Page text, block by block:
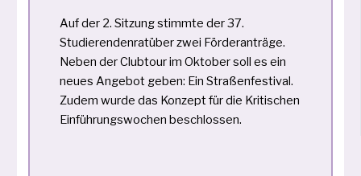
Auf der 2. Sitzung stimmte der 37.
Studierendenratüber zwei Förderanträge.
Neben der Clubtour im Oktober soll es ein
neues Angebot geben: Ein Straßenfestival.
Zudem wurde das Konzept für die Kritischen
Einführungswochen beschlossen.